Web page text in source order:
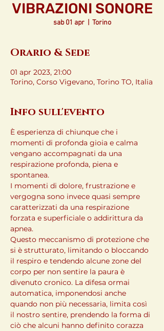
VIBRAZIONI SONORE
sab 01 apr
  |
Torino
Orario & Sede
01 apr 2023, 21:00
Torino, Corso Vigevano, Torino TO, Italia
Info sull'evento
È esperienza di chiunque che i
momenti di profonda gioia e calma
vengano accompagnati da una
respirazione profonda, piena e
spontanea.
I momenti di dolore, frustrazione e
vergogna sono invece quasi sempre
caratterizzati da una respirazione
forzata e superficiale o addirittura da
apnea.
Questo meccanismo di protezione che
si è strutturato, limitando o bloccando
il respiro e tendendo alcune zone del
corpo per non sentire la paura è
divenuto cronico. La difesa ormai
automatica, imponendosi anche
quando non più necessaria, limita così
il nostro sentire, prendendo la forma di
ciò che alcuni hanno definito corazza